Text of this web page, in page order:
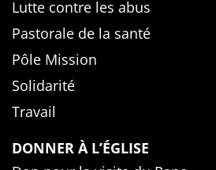
Lutte contre les abus
Pastorale de la santé
Pôle Mission
Solidarité
Travail
DONNER À L’ÉGLISE